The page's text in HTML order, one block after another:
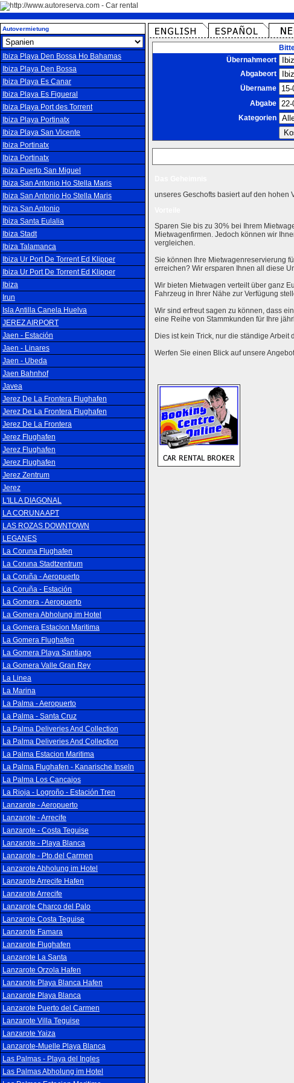
Autovermietung
Ibiza Playa Den Bossa Ho Bahamas
Ibiza Playa Den Bossa
Ibiza Playa Es Canar
Ibiza Playa Es Figueral
Ibiza Playa Port des Torrent
Ibiza Playa Portinatx
Ibiza Playa San Vicente
Ibiza Portinatx
Ibiza Portinatx
Ibiza Puerto San Miguel
Ibiza San Antonio Ho Stella Maris
Ibiza San Antonio Ho Stella Maris
Ibiza San Antonio
Ibiza Santa Eulalia
Ibiza Stadt
Ibiza Talamanca
Ibiza Ur Port De Torrent Ed Klipper
Ibiza Ur Port De Torrent Ed Klipper
Ibiza
Irun
Isla Antilla Canela Huelva
JEREZ AIRPORT
Jaen - Estación
Jaen - Linares
Jaen - Ubeda
Jaen Bahnhof
Javea
Jerez De La Frontera Flughafen
Jerez De La Frontera Flughafen
Jerez De La Frontera
Jerez Flughafen
Jerez Flughafen
Jerez Flughafen
Jerez Zentrum
Jerez
L'ILLA DIAGONAL
LA CORUNA APT
LAS ROZAS DOWNTOWN
LEGANES
La Coruna Flughafen
La Coruna Stadtzentrum
La Coruña - Aeropuerto
La Coruña - Estación
La Gomera - Aeropuerto
La Gomera Abholung im Hotel
La Gomera Estacion Maritima
La Gomera Flughafen
La Gomera Playa Santiago
La Gomera Valle Gran Rey
La Linea
La Marina
La Palma - Aeropuerto
La Palma - Santa Cruz
La Palma Deliveries And Collection
La Palma Deliveries And Collection
La Palma Estacion Maritima
La Palma Flughafen - Kanarische Inseln
La Palma Los Cancajos
La Rioja - Logroño - Estación Tren
Lanzarote - Aeropuerto
Lanzarote - Arrecife
Lanzarote - Costa Teguise
Lanzarote - Playa Blanca
Lanzarote - Pto.del Carmen
Lanzarote Abholung im Hotel
Lanzarote Arrecife Hafen
Lanzarote Arrecife
Lanzarote Charco del Palo
Lanzarote Costa Teguise
Lanzarote Famara
Lanzarote Flughafen
Lanzarote La Santa
Lanzarote Orzola Hafen
Lanzarote Playa Blanca Hafen
Lanzarote Playa Blanca
Lanzarote Puerto del Carmen
Lanzarote Villa Teguise
Lanzarote Yaiza
Lanzarote-Muelle Playa Blanca
Las Palmas - Playa del Ingles
Las Palmas Abholung im Hotel
Übernahmeort
Abgabeort
Übername
Abgabe
Kategorien
unseres Geschofts basiert auf den hohen
Sparen Sie bis zu 30% bei Ihrem
Mietwagenfirmen. Jedoch können wir
vergleichen.
Sie können Ihre Mietwagenreservierung
erreichen? Wir ersparen Ihnen all diese
Wir bieten Mietwagen verteilt über ganz
Fahrzeug in Ihrer Nähe zur Verfügung
Wir sind erfreut sagen zu können, dass
eine Reihe von Stammkunden für Ihre
Dies ist kein Trick, nur die ständige
Werfen Sie einen Blick auf unsere